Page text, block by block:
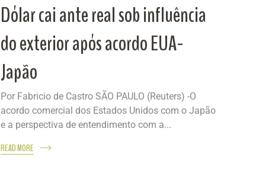
Dólar cai ante real sob influência
do exterior após acordo EUA-
Japão
Por Fabricio de Castro SÃO PAULO (Reuters) -O
acordo comercial dos Estados Unidos com o Japão
e a perspectiva de entendimento com a...
READ MORE